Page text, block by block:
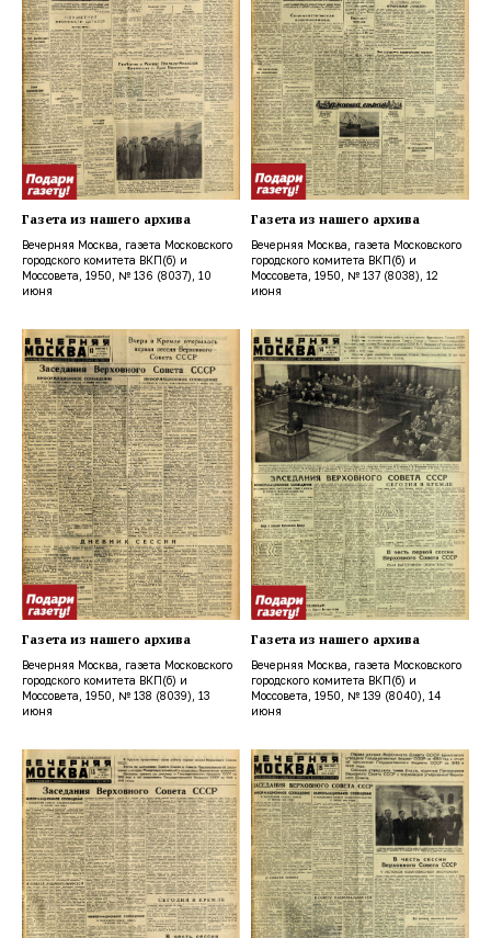
Газета из нашего архива
Вечерняя Москва, газета Московского
городского комитета ВКП(б) и
Моссовета, 1950, № 136 (8037), 10
июня
Газета из нашего архива
Вечерняя Москва, газета Московского
городского комитета ВКП(б) и
Моссовета, 1950, № 137 (8038), 12
июня
Газета из нашего архива
Вечерняя Москва, газета Московского
городского комитета ВКП(б) и
Моссовета, 1950, № 138 (8039), 13
июня
Газета из нашего архива
Вечерняя Москва, газета Московского
городского комитета ВКП(б) и
Моссовета, 1950, № 139 (8040), 14
июня